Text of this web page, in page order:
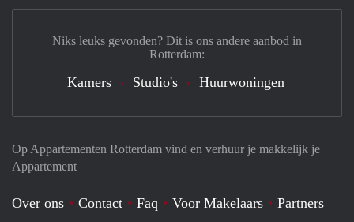
Op Appartementen Rotterdam vind en verhuur je makkelijk je
Appartement
Over ons Contact Faq Voor Makelaars Partners
Niks leuks gevonden? Dit is ons andere aanbod in
Rotterdam:
Kamers Studio's Huurwoningen